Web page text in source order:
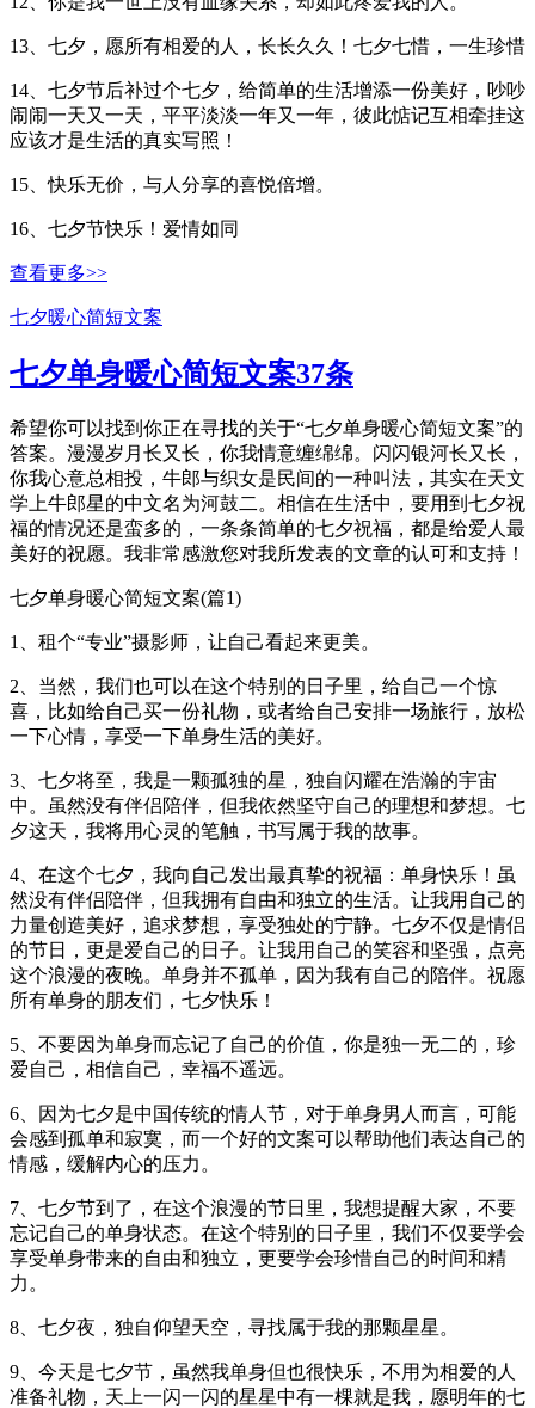
13、七夕，愿所有相爱的人，长长久久！七夕七惜，一生珍惜
14、七夕节后补过个七夕，给简单的生活增添一份美好，吵吵
闹闹一天又一天，平平淡淡一年又一年，彼此惦记互相牵挂这
应该才是生活的真实写照！
15、快乐无价，与人分享的喜悦倍增。
16、七夕节快乐！爱情如同
查看更多>>
七夕暖心简短文案
七夕单身暖心简短文案37条
希望你可以找到你正在寻找的关于“七夕单身暖心简短文案”的
答案。漫漫岁月长又长，你我情意缠绵绵。闪闪银河长又长，
你我心意总相投，牛郎与织女是民间的一种叫法，其实在天文
学上牛郎星的中文名为河鼓二。相信在生活中，要用到七夕祝
福的情况还是蛮多的，一条条简单的七夕祝福，都是给爱人最
美好的祝愿。我非常感激您对我所发表的文章的认可和支持！
七夕单身暖心简短文案(篇1)
1、租个“专业”摄影师，让自己看起来更美。
2、当然，我们也可以在这个特别的日子里，给自己一个惊
喜，比如给自己买一份礼物，或者给自己安排一场旅行，放松
一下心情，享受一下单身生活的美好。
3、七夕将至，我是一颗孤独的星，独自闪耀在浩瀚的宇宙
中。虽然没有伴侣陪伴，但我依然坚守自己的理想和梦想。七
夕这天，我将用心灵的笔触，书写属于我的故事。
4、在这个七夕，我向自己发出最真挚的祝福：单身快乐！虽
然没有伴侣陪伴，但我拥有自由和独立的生活。让我用自己的
力量创造美好，追求梦想，享受独处的宁静。七夕不仅是情侣
的节日，更是爱自己的日子。让我用自己的笑容和坚强，点亮
这个浪漫的夜晚。单身并不孤单，因为我有自己的陪伴。祝愿
所有单身的朋友们，七夕快乐！
5、不要因为单身而忘记了自己的价值，你是独一无二的，珍
爱自己，相信自己，幸福不遥远。
6、因为七夕是中国传统的情人节，对于单身男人而言，可能
会感到孤单和寂寞，而一个好的文案可以帮助他们表达自己的
情感，缓解内心的压力。
7、七夕节到了，在这个浪漫的节日里，我想提醒大家，不要
忘记自己的单身状态。在这个特别的日子里，我们不仅要学会
享受单身带来的自由和独立，更要学会珍惜自己的时间和精
力。
8、七夕夜，独自仰望天空，寻找属于我的那颗星星。
9、今天是七夕节，虽然我单身但也很快乐，不用为相爱的人
准备礼物，天上一闪一闪的星星中有一棵就是我，愿明年的七